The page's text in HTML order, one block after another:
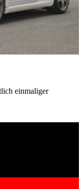
einmaliger